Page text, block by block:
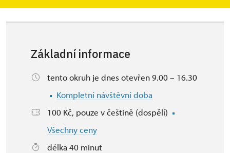
Základní informace
tento okruh je dnes otevřen 9.00 – 16.30
Kompletní návštěvní doba
100 Kč, pouze v češtině (dospělí)
Všechny ceny
délka 40 minut